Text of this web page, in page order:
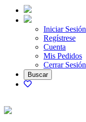
Iniciar Sesión
Regístrese
Cuenta
Mis Pedidos
Cerrar Sesión